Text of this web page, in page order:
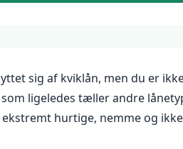
sig af kviklån, men du er
ligeledes tæller andre
hurtige, nemme og